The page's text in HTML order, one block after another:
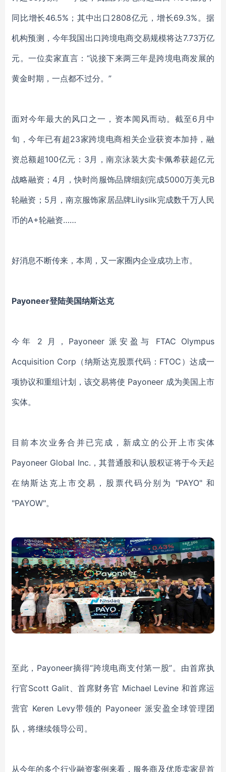
同比增长46.5%；其中出口2808亿元，增长69.3%。据
机构预测，今年我国出口跨境电商交易规模将达7.73万亿
元。一位卖家直言：“说接下来两三年是跨境电商发展的
黄金时期，一点都不过分。”
面对今年最大的风口之一，资本闻风而动。截至6月中
旬，今年已有超23家跨境电商相关企业获资本加持，融
资总额超100亿元：3月，南京泳装大卖卡佩希获超亿元
战略融资；4月，快时尚服饰品牌细刻完成5000万美元B
轮融资；5月，南京服饰家居品牌Lilysilk完成数千万人民
币的A+轮融资……
好消息不断传来，本周，又一家圈内企业成功上市。
Payoneer登陆美国纳斯达克
今年
2 月，Payoneer 派安盈与 FTAC Olympus
Acquisition Corp（纳斯达克股票代码：FTOC）达成一
项协议和重组计划，该交易将使 Payoneer 成为美国上市
实体。
目前本次业务合并已完成，新成立的公开上市实体
Payoneer Global Inc.，其普通股和认股权证将于今天起
在纳斯达克上市交易，股票代码分别为 "PAYO" 和
"PAYOW"。
至此， Payoneer摘得“跨境电商支付第一股”。由首席执
行官Scott Galit、首席财务官 Michael Levine 和首席运
营官 Keren Levy带领的 Payoneer 派安盈全球管理团
队，将继续领导公司。
从今年的多个行业融资案例来看，服务商及优质卖家是首